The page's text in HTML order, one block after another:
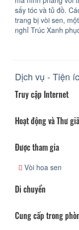
sấy tóc và tủ đồ.
trang bị vòi sen,
nghỉ Trúc Xanh
Dịch vụ - Tiện
Truy cập Internet
Hoạt động và Thư
Được tham gia
Vòi hoa sen
Di chuyển
Cung cấp trong